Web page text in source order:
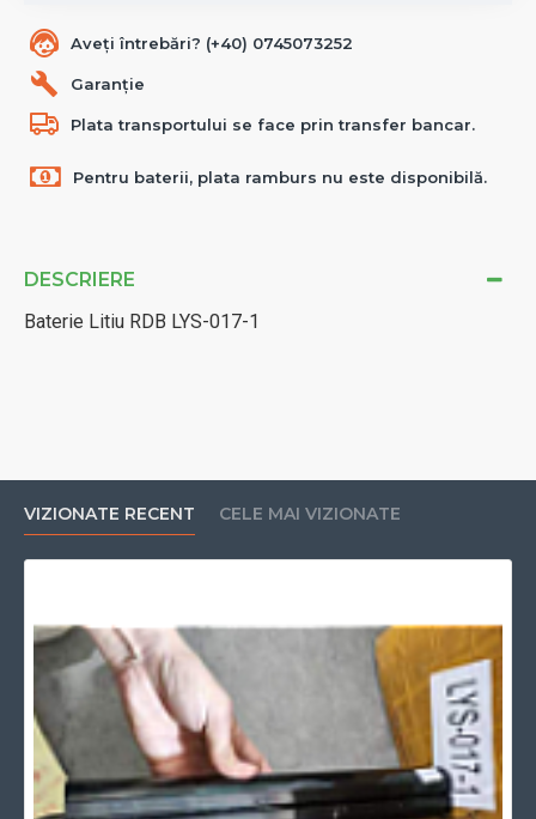
DESCRIERE
Baterie Litiu RDB LYS-017-1
Aveți întrebări? (+40) 0745073252
Garanție
Plata transportului se face prin transfer bancar.
Pentru baterii, plata ramburs nu este disponibilă.
VIZIONATE RECENT CELE MAI VIZIONATE